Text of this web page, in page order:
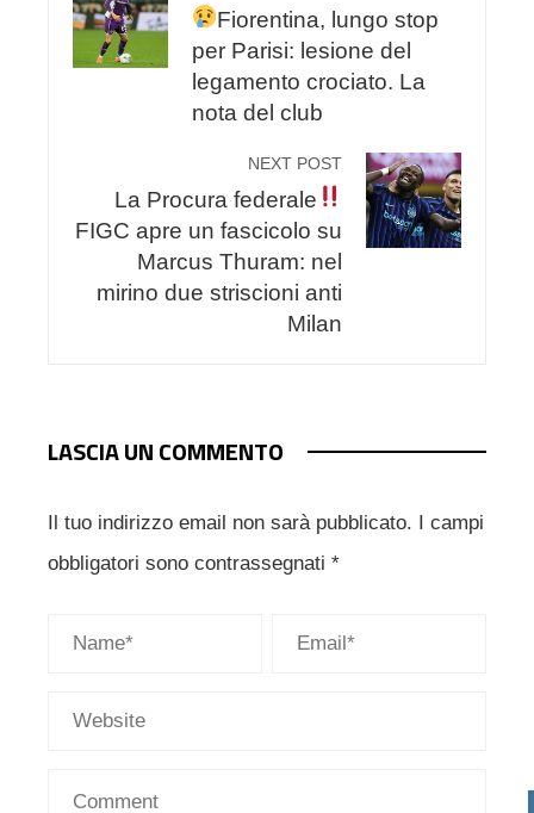
Fiorentina, lungo stop
per Parisi: lesione del
legamento crociato. La
nota del club
NEXT POST
La Procura federale
FIGC apre un fascicolo su
Marcus Thuram: nel
mirino due striscioni anti
Milan
LASCIA UN COMMENTO
Il tuo indirizzo email non sarà pubblicato.
I campi
obbligatori sono contrassegnati *